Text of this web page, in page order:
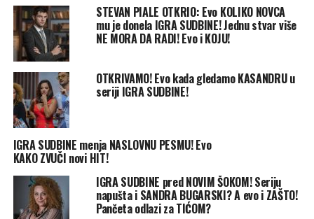
STEVAN PIALE OTKRIO: Evo KOLIKO NOVCA
mu je donela IGRA SUDBINE! Jednu stvar više
NE MORA DA RADI! Evo i KOJU!
OTKRIVAMO! Evo kada gledamo KASANDRU u
seriji IGRA SUDBINE!
IGRA SUDBINE menja NASLOVNU PESMU! Evo
KAKO ZVUČI novi HIT!
IGRA SUDBINE pred NOVIM ŠOKOM! Seriju
napušta i SANDRA BUGARSKI? A evo i ZAŠTO!
Pančeta odlazi za TIĆOM?